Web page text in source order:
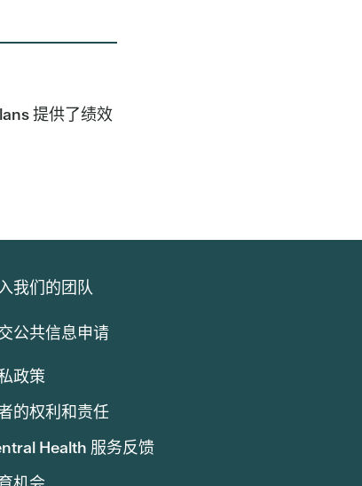
提供了绩效
我们的团队
公共信息申请
政策
的权利和责任
Health 服务反馈